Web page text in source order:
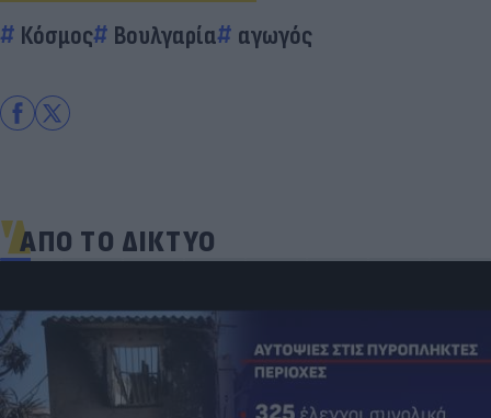
Κόσμος Βουλγαρία αγωγός
ΑΠΟ ΤΟ ΔΙΚΤΥΟ